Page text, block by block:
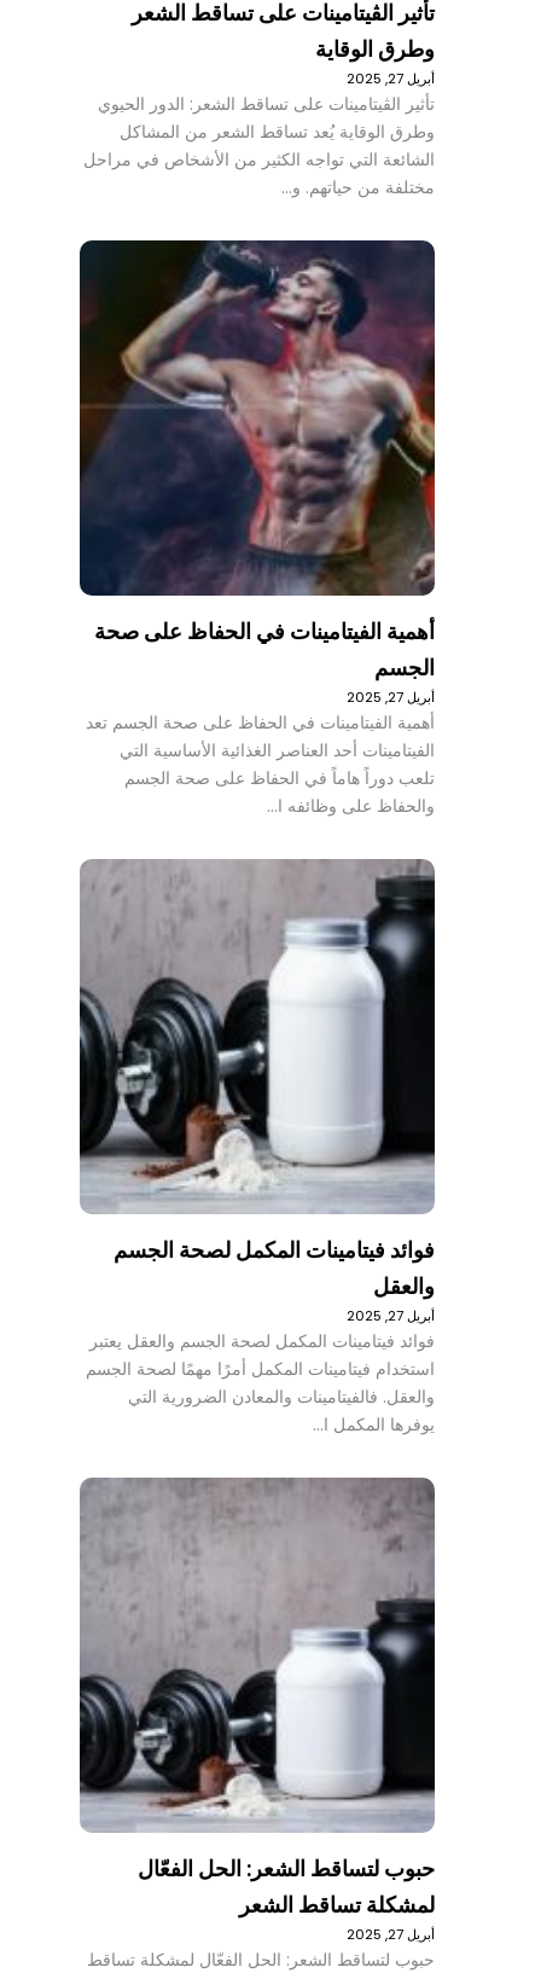
تأثير الڤيتامينات على تساقط الشعر
وطرق الوقاية
أبريل 27, 2025
تأثير الڤيتامينات على تساقط الشعر: الدور الحيوي
وطرق الوقاية يُعد تساقط الشعر من المشاكل
الشائعة التي تواجه الكثير من الأشخاص في مراحل
مختلفة من حياتهم. و…
أهمية الفيتامينات في الحفاظ على صحة
الجسم
أبريل 27, 2025
أهمية الفيتامينات في الحفاظ على صحة الجسم تعد
الفيتامينات أحد العناصر الغذائية الأساسية التي
تلعب دوراً هاماً في الحفاظ على صحة الجسم
والحفاظ على وظائفه ا…
فوائد فيتامينات المكمل لصحة الجسم
والعقل
أبريل 27, 2025
فوائد فيتامينات المكمل لصحة الجسم والعقل يعتبر
استخدام فيتامينات المكمل أمرًا مهمًا لصحة الجسم
والعقل. فالفيتامينات والمعادن الضرورية التي
يوفرها المكمل ا…
حبوب لتساقط الشعر: الحل الفعّال
لمشكلة تساقط الشعر
أبريل 27, 2025
حبوب لتساقط الشعر: الحل الفعّال لمشكلة تساقط